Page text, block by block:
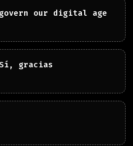
our digital age
gracias